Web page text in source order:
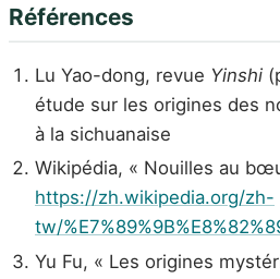
Références
Lu Yao-dong, revue Yinshi
étude sur les origines des
à la sichuanaise
Wikipédia, « Nouilles au
https://zh.wikipedia.org/zh-
tw/
Yu Fu, « Les origines